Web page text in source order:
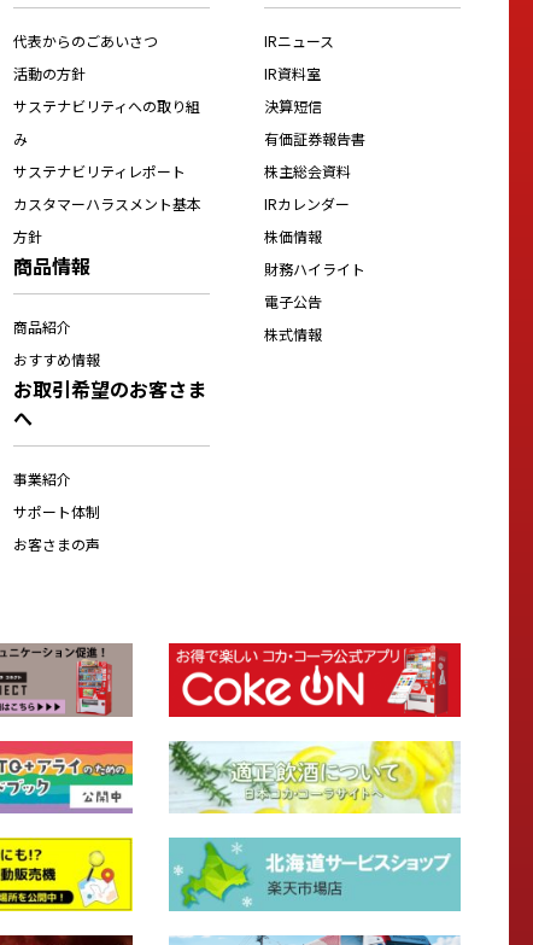
代表からのごあいさつ
活動の方針
サステナビリティへの取り組
み
サステナビリティレポート
カスタマーハラスメント基本
方針
商品情報
商品紹介
おすすめ情報
お取引希望のお客さま
へ
事業紹介
サポート体制
お客さまの声
IRニュース
IR資料室
決算短信
有価証券報告書
株主総会資料
IRカレンダー
株価情報
財務ハイライト
電子公告
株式情報